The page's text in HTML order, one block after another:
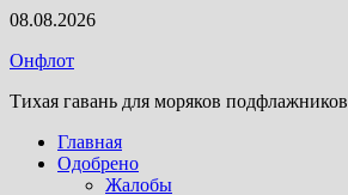
Перейти
содержимому
08.08.2026
Онфлот
Тихая гавань для моряков подфлажников
Главная
Одобрено
Жалобы